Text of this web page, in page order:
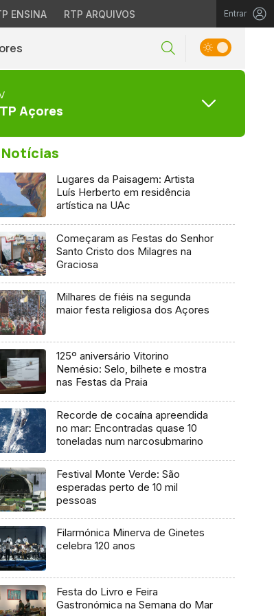
ENSINA RTP ARQUIVOS Entrar
Açores
Notícias
Lugares da Paisagem: Artista
Luís Herberto em residência
artística na UAc
Começaram as Festas do Senhor
Santo Cristo dos Milagres na
Graciosa
Milhares de fiéis na segunda
maior festa religiosa dos Açores
125º aniversário Vitorino
Nemésio: Selo, bilhete e mostra
nas Festas da Praia
Recorde de cocaína apreendida
no mar: Encontradas quase 10
toneladas num narcosubmarino
Festival Monte Verde: São
esperadas perto de 10 mil
pessoas
Filarmónica Minerva de Ginetes
celebra 120 anos
Festa do Livro e Feira
Gastronómica na Semana do Mar